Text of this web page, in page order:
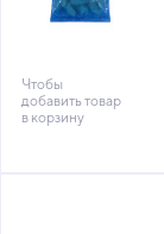
Чтобы
добавить товар
в корзину